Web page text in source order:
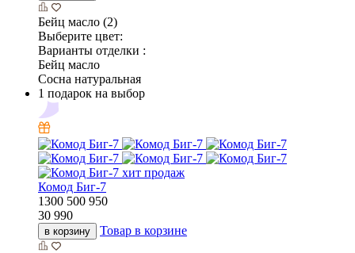
Бейц масло (2)
Выберите цвет:
Варианты отделки :
Бейц масло
Сосна натуральная
1 подарок на выбор
хит продаж
Комод Биг-7
1300 500 950
30 990
в корзину Товар в корзине